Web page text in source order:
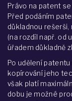
Právo na patent
Před podáním
důkladnou
(na rozdíl např. od
úřadem důkladně
Po udělení
kopírování jeho
však platí
dobu je možné